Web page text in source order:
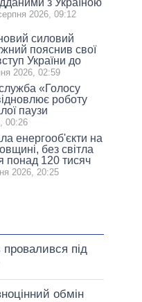
2026, 09:12
силовий
пояснив свої
України до
2026, 02:59
«Голосу
роботу
паузи
00:26
енергооб'єкти на
без світла
понад 120 тисяч
2026, 20:25
під
обмін